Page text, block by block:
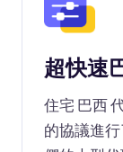
超快速
住宅 巴西
的協議進